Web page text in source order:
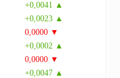
+0,0041 ▲
+0,0023 ▲
0,0000 ▼
+0,0002 ▲
0,0000 ▼
+0,0047 ▲